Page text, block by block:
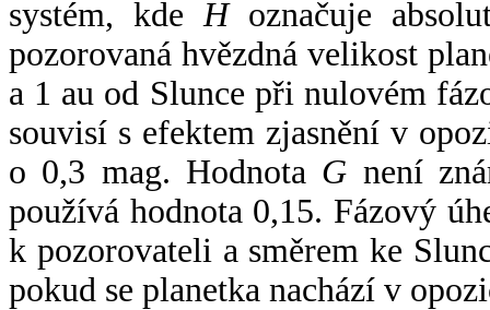
systém, kde Hoznačuje
pozorovaná hvězdná velikost
a 1 au od Slunce při nulovém
souvisí s efektem zjasnění v
o 0,3 mag. Hodnota G není
používá hodnota 0,15. Fázový
k pozorovateli a směrem ke
pokud se planetka nachází v